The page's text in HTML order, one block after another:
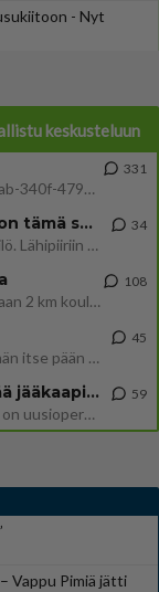
- Nyt
keskusteluun
https://www.iltalehti.fi/viihdeuutiset/a/c46da6ab-340f-4790-aaa7-0865eed2336 Yrityksen konkurssihakemus on tullut kärä
331
Tiesitkö? Martina Aitolehden isäpuoli on tämä suosittu laulaja
Martina Aitolehti on seurattu julkisuuden henkilö. Lähipiiriin mahtuu muitakin tunnettuja henkilöitä. Tiesitkö, että Ma
34
Hesarissa päivitellään lapset joutuu nyt kulkemaan 2 km kouluun jösses. Ruostefillarilla tuo matka menee vaikka miten äk
108
Mutta mies vain tuijottaa, siinä vaiheessa käännän itse pään pois. Mikä juttu? Yleensä jos joku tuijottaa tai katsoo, hä
45
Uusioperheen aikuiset lapset tyhjentää jääkaapin käydessään
Miten selvittäisitte seuraavan ongelman, meillä on uusioperhe, minulla teini-ikäiset lapset ja puolisolla aikuiset, jotk
59
Vappu Pimiä jätti